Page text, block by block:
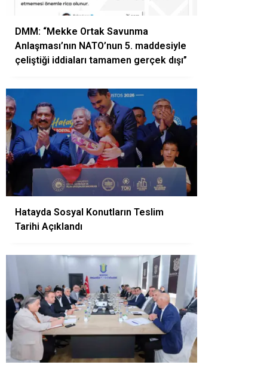
DMM: “Mekke Ortak Savunma
Anlaşması’nın NATO’nun 5. maddesiyle
çeliştiği iddiaları tamamen gerçek dışı”
Hatayda Sosyal Konutların Teslim
Tarihi Açıklandı